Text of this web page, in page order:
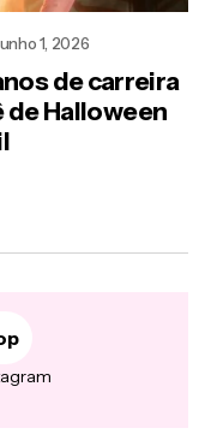
de carreira
de Halloween
1, 2026